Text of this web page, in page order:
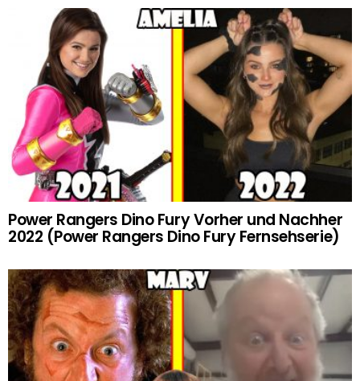
Power Rangers Dino Fury Vorher und Nachher
2022 (Power Rangers Dino Fury Fernsehserie)